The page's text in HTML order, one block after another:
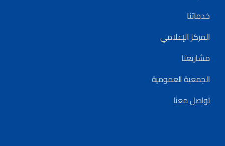
خدماتنا
المركز الإعلامي
مشاريعنا
الجمعية العمومية
تواصل معنا